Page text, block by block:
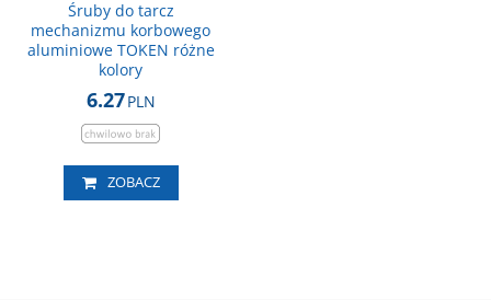
Śruby do tarcz
mechanizmu korbowego
aluminiowe TOKEN różne
kolory
6.27PLN
ZOBACZ